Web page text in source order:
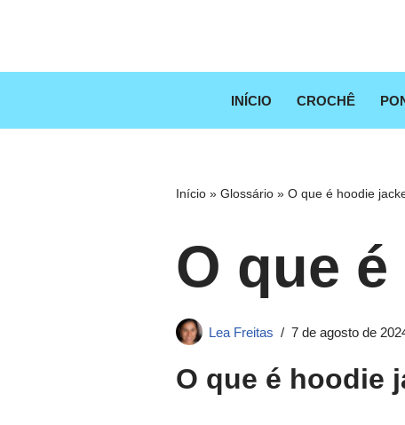
para
INÍCIO CROCHÊ
Início »Glossário »O que é hoodie
O que
Lea Freitas 7 de agosto de
O que é hoodie